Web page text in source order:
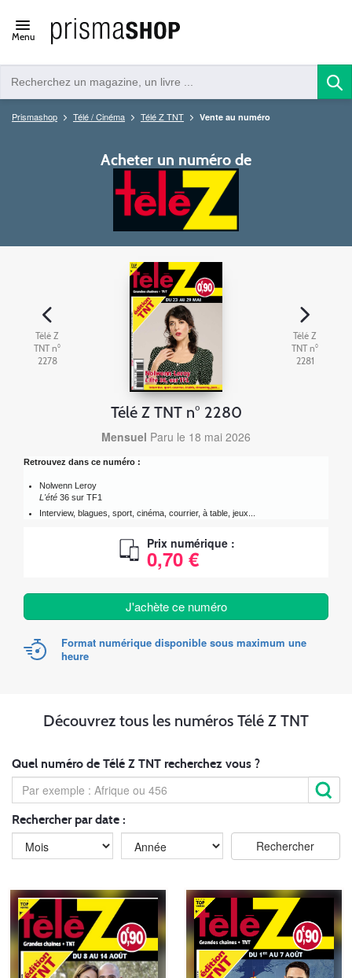
Open/close
navigation
Menu
Prismashop Télé / Cinéma Télé Z TNT Vente au numéro
Acheter un numéro de
Télé Z
TNT n°
2278
Télé Z TNT n° 2280
Mensuel Paru le 18 mai 2026
Retrouvez dans ce numéro :
Nolwenn Leroy
L'été 36 sur TF1
Interview, blagues, sport, cinéma, courrier, à table, jeux...
Prix numérique :
0,70 €
J'achète ce numéro
Format numérique disponible sous maximum une
heure
Télé Z
TNT n°
2281
Découvrez tous les numéros Télé Z TNT
Quel numéro de Télé Z TNT recherchez vous ?
Rechercher par date :